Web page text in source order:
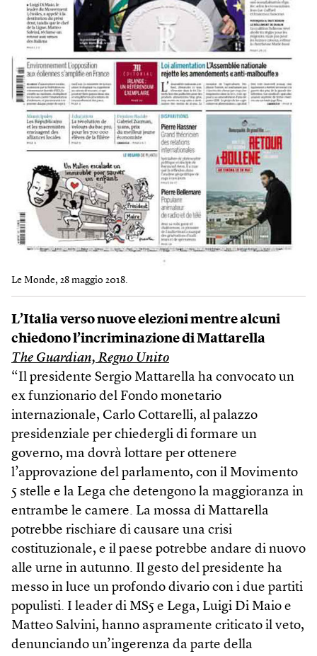
Le Monde, 28 maggio 2018.
L’Italia verso nuove elezioni mentre alcuni
chiedono l’incriminazione di Mattarella
The Guardian, Regno Unito
“Il presidente Sergio Mattarella ha convocato un
ex funzionario del Fondo monetario
internazionale, Carlo Cottarelli, al palazzo
presidenziale per chiedergli di formare un
governo, ma dovrà lottare per ottenere
l’approvazione del parlamento, con il Movimento
5 stelle e la Lega che detengono la maggioranza in
entrambe le camere. La mossa di Mattarella
potrebbe rischiare di causare una crisi
costituzionale, e il paese potrebbe andare di nuovo
alle urne in autunno. Il gesto del presidente ha
messo in luce un profondo divario con i due partiti
populisti. I leader di MS5 e Lega, Luigi Di Maio e
Matteo Salvini, hanno aspramente criticato il veto,
denunciando un’ingerenza da parte della